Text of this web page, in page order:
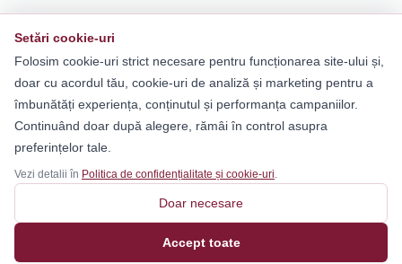
Setări cookie-uri
Folosim cookie-uri strict necesare pentru funcționarea site-ului și,
doar cu acordul tău, cookie-uri de analiză și marketing pentru a
îmbunătăți experiența, conținutul și performanța campaniilor.
Continuând doar după alegere, rămâi în control asupra
preferințelor tale.
Vezi detalii în Politica de confidențialitate și cookie-uri.
Doar necesare
Accept toate